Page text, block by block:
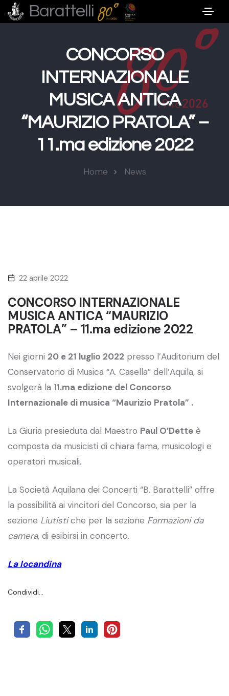
Barattelli
CONCORSO
INTERNAZIONALE
MUSICA ANTICA
“MAURIZIO PRATOLA” –
11.ma edizione 2022
Home News
22 aprile 2022
CONCORSO INTERNAZIONALE
MUSICA ANTICA “MAURIZIO
PRATOLA” – 11.ma edizione 2022
Nei giorni 20 e 21 luglio 2022 presso l’Auditorium del
Conservatorio di Musica “A. Casella” dell’Aquila, si
svolgerà la 11.ma edizione del Concorso
Internazionale di musica “Maurizio Pratola” .
La Giuria presieduta dal Maestro Paul O’Dette è
composta da musicisti di chiara fama, musicologi e
operatori musicali.
La Società Aquilana dei Concerti “B. Barattelli” offre
la possibilità ai vincitori del Concorso, sia per la
sezione Liutistiche per la sezione Formazioni da
camera, di esibirsi in concerto.
La locandina
Condividi…